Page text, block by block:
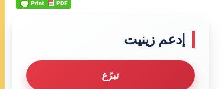
إدعم زينيت
تبرّع